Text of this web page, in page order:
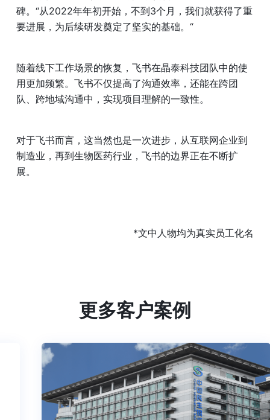
碑。“从2022年年初开始，不到3个月，我们就获得了重
要进展，为后续研发奠定了坚实的基础。“
随着线下工作场景的恢复，飞书在晶泰科技团队中的使
用更加频繁。飞书不仅提高了沟通效率，还能在跨团
队、跨地域沟通中，实现项目理解的一致性。
对于飞书而言，这当然也是一次进步，从互联网企业到
制造业，再到生物医药行业，飞书的边界正在不断扩
展。
*文中人物均为真实员工化名
更多客户案例